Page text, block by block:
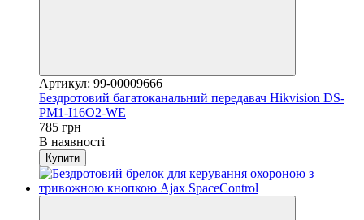
Артикул: 99-00009666
Бездротовий багатоканальний передавач Hikvision DS-
PM1-I16O2-WE
785 грн
В наявності
Купити